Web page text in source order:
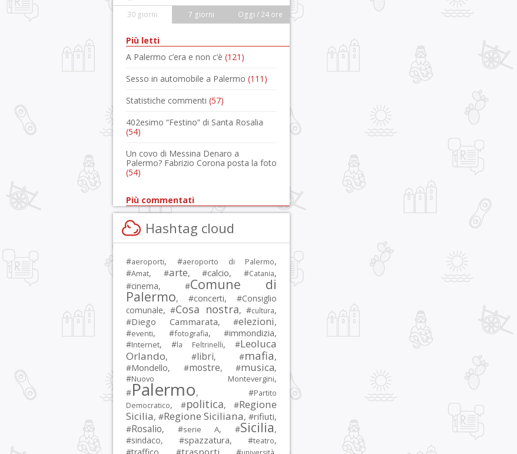
30 giorni 7 giorni Oggi / 24 ore
Più letti
A Palermo c’era e non c’è (121)
Sesso in automobile a Palermo (111)
Statistiche commenti (57)
402esimo “Festino” di Santa Rosalia
(54)
Un covo di Messina Denaro a
Palermo? Fabrizio Corona posta la foto
(54)
Più commentati
Hashtag cloud
#aeroporti, #aeroporto di Palermo,
#Amat, #arte, #calcio, #Catania,
#cinema, #Comune di
Palermo, #concerti, #Consiglio
comunale, #Cosa nostra, #cultura,
#Diego Cammarata, #elezioni,
#eventi, #fotografia, #immondizia,
#Internet, #la Feltrinelli, #Leoluca
Orlando, #libri, #mafia,
#Mondello, #mostre, #musica,
#Nuovo Montevergini,
#Palermo, #Partito
Democratico, #politica, #Regione
Sicilia, #Regione Siciliana, #rifiuti,
#Rosalio, #serie A, #Sicilia,
#sindaco, #spazzatura, #teatro,
trasporti